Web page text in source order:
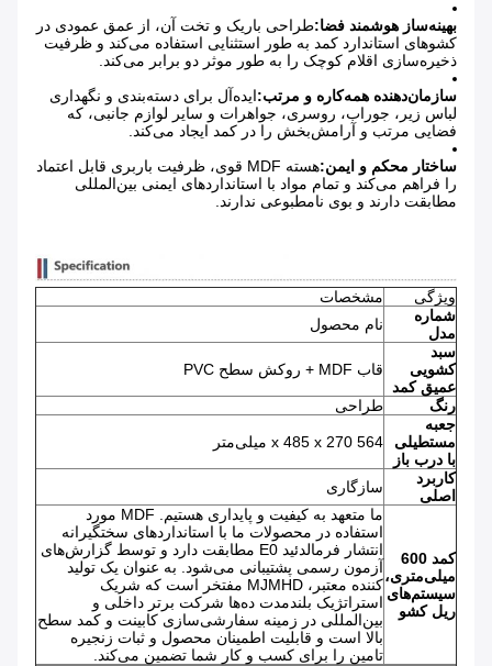
بهینه‌ساز هوشمند فضا:طراحی باریک و تخت آن، از عمق عمودی در
کشوهای استاندارد کمد به طور استثنایی استفاده می‌کند و ظرفیت
ذخیره‌سازی اقلام کوچک را به طور موثر دو برابر می‌کند.
سازمان‌دهنده همه‌کاره و مرتب:ایده‌آل برای دسته‌بندی و نگهداری
لباس زیر، جوراب، روسری، جواهرات و سایر لوازم جانبی، که
فضایی مرتب و آرامش‌بخش را در کمد ایجاد می‌کند.
ساختار محکم و ایمن:
هسته MDF قوی، ظرفیت باربری قابل اعتماد
را فراهم می‌کند و تمام مواد با استانداردهای ایمنی بین‌المللی
مطابقت دارند و بوی نامطبوعی ندارند.
ویژگی
مشخصات
شماره
مدل
نام محصول
سبد
کشویی
عمیق کمد
قاب MDF + روکش سطح PVC
رنگ
طراحی
جعبه
مستطیلی
با درب باز
564 x 485 x 270 میلی‌متر
کاربرد
اصلی
سازگاری
کمد 600
میلی‌متری،
سیستم‌های
ریل کشو
ما متعهد به کیفیت و پایداری هستیم. MDF مورد
استفاده در محصولات ما با استانداردهای سختگیرانه
انتشار فرمالدئید E0 مطابقت دارد و توسط گزارش‌های
آزمون رسمی پشتیبانی می‌شود. به عنوان یک تولید
کننده معتبر، MJMHD مفتخر است که شریک
استراتژیک بلندمدت ده‌ها شرکت برتر داخلی و
بین‌المللی در زمینه سفارشی‌سازی کابینت و کمد سطح
بالا است و قابلیت اطمینان محصول و ثبات زنجیره
تامین را برای کسب و کار شما تضمین می‌کند.